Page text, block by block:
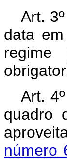
Art.
data
regime
Art.
quadro
número